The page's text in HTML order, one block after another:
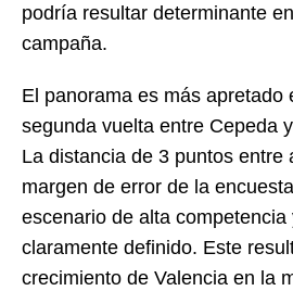
podría resultar determinante
campaña.
El panorama es más apretado
segunda vuelta entre Cepeda
La distancia de 3 puntos entre
margen de error de la
escenario de alta
claramente definido. Este
crecimiento de Valencia en la